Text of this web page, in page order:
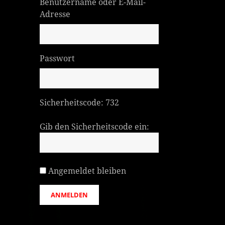
Adresse
Passwort
Sicherheitscode: 732
Gib den Sicherheitscode ein:
Angemeldet bleiben
ANMELDEN